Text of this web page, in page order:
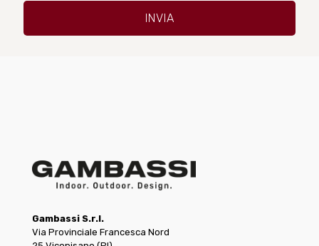
Gambassi S.r.l.
Via Provinciale Francesca Nord